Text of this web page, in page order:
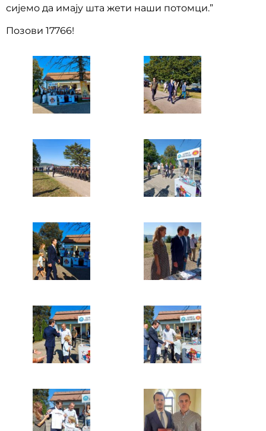
сијемо да имају шта жети наши потомци.”
Позови 17766!